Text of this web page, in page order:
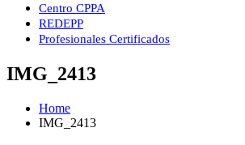
Centro CPPA
REDEPP
Profesionales Certificados
IMG_2413
Home
IMG_2413